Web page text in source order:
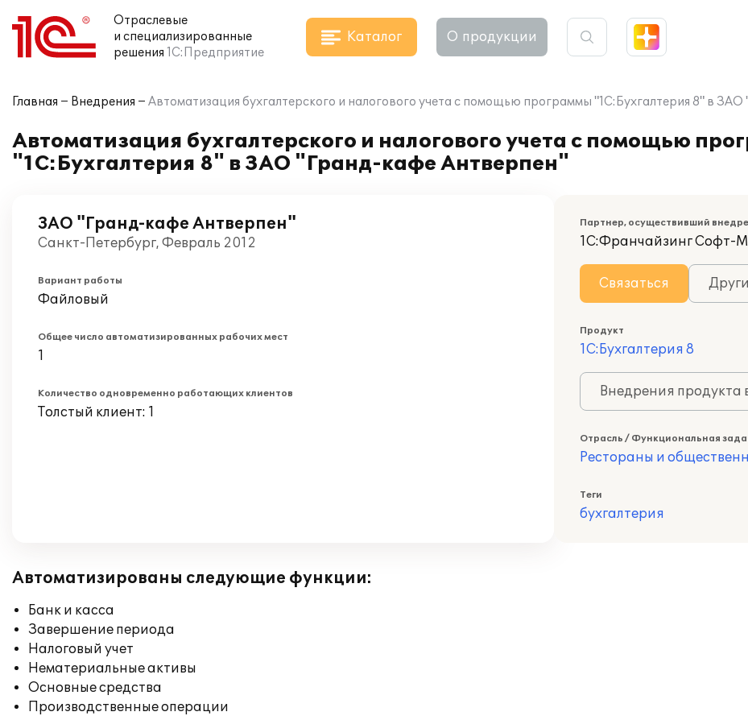
Отраслевые
и специализированные
решения 1С:Предприятие
Каталог О продукции
Главная Внедрения Автоматизация бухгалтерского и налогового учета с помощью программы "1С:Бухгалтерия 8" в
Автоматизация бухгалтерского и налогового учета с помощью
"1С:Бухгалтерия 8" в ЗАО "Гранд-кафе Антверпен"
ЗАО "Гранд-кафе Антверпен"
Санкт-Петербург, Февраль 2012
Вариант работы
Файловый
Общее число автоматизированных рабочих мест
1
Количество одновременно работающих клиентов
Толстый клиент: 1
Партнер, осуществивший
1С:Франчайзинг Софт-
Связаться
Продукт
1С:Бухгалтерия 8
Внедрения продукта
Отрасль / Функциональная
Рестораны и
Теги
бухгалтерия
Автоматизированы следующие функции:
Банк и касса
Завершение периода
Налоговый учет
Нематериальные активы
Основные средства
Производственные операции